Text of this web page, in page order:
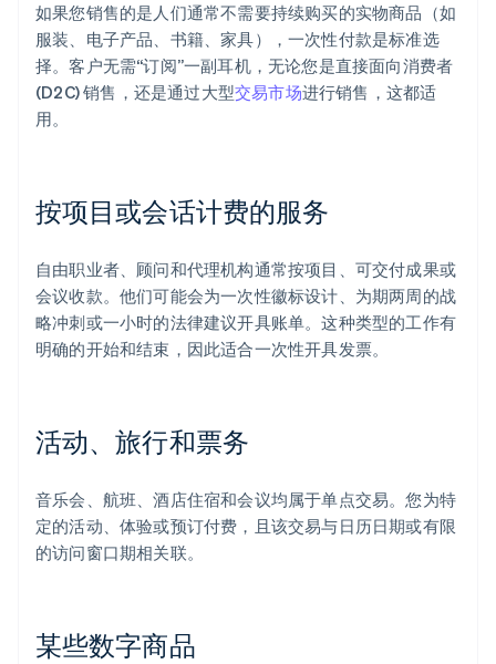
如果您销售的是人们通常不需要持续购买的实物商品（如
服装、电子产品、书籍、家具），一次性付款是标准选
择。客户无需“订阅”一副耳机，无论您是直接面向消费者
(D2C) 销售，还是通过大型交易市场进行销售，这都适
用。
按项目或会话计费的服务
自由职业者、顾问和代理机构通常按项目、可交付成果或
会议收款。他们可能会为一次性徽标设计、为期两周的战
略冲刺或一小时的法律建议开具账单。这种类型的工作有
明确的开始和结束，因此适合一次性开具发票。
活动、旅行和票务
音乐会、航班、酒店住宿和会议均属于单点交易。您为特
定的活动、体验或预订付费，且该交易与日历日期或有限
的访问窗口期相关联。
某些数字商品